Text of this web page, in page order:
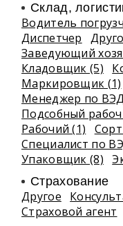
Склад,
Водитель
Диспетчер
Заведующий
Кладовщик (5)
Маркировщик (1)
Менеджер по ВЭД
Подсобный
Рабочий (1)
Специалист по
Упаковщик (8)
Страхование
Другое
Страховой агент